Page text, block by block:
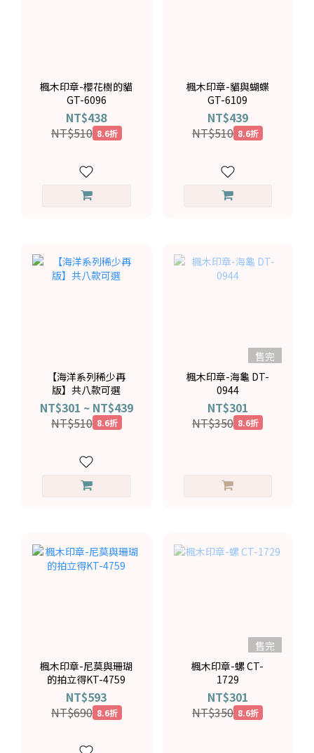
楓木印章-櫻花樹的貓
GT-6096
NT$438
NT$510 8.6折
楓木印章-貓與蝴蝶
GT-6109
NT$439
NT$510 8.6折
【海洋系列稀少再
版】共八款可選
NT$301 ~ NT$439
NT$510 8.6折
售完
楓木印章-海龜 DT-
0944
NT$301
NT$350 8.6折
楓木印章-尼莫與珊瑚
的拍立得KT-4759
NT$593
NT$690 8.6折
售完
楓木印章-螺 CT-
1729
NT$301
NT$350 8.6折